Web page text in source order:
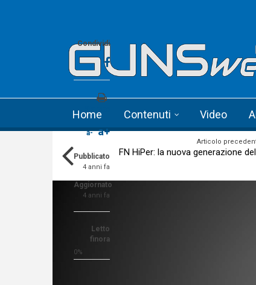
Home Contenuti Video
Articolo
FN HiPer: la nuova generazione
Condividi
a- a+
Pubblicato
4 anni fa
Aggiornato
4 anni fa
Letto
finora
0%